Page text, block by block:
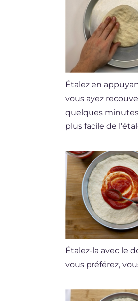
Étalez en
vous ayez
quelques
plus facile de
Étalez-la avec le
vous préférez,